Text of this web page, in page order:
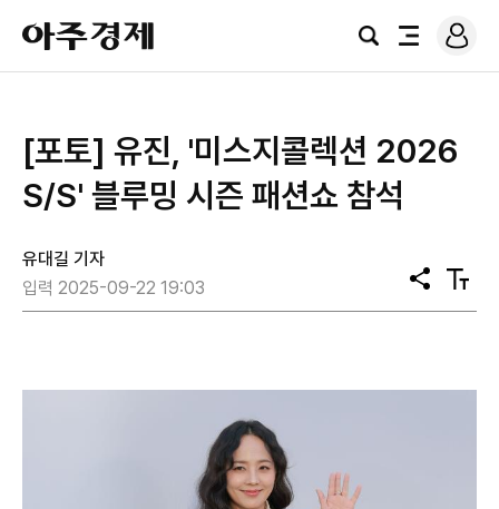
아
주
경
검
전
로
그
[포토] 유진, '미스지콜렉션 2026
S/S' 블루밍 시즌 패션쇼 참석
유대길 기자
입력 2025-09-22 19:03
공
유
텍
스